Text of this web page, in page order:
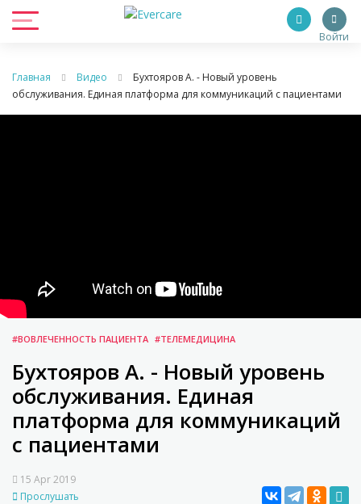
Войти
Главная Видео
Бухтояров А. - Новый уровень
обслуживания. Единая платформа для коммуникаций с пациентами
#ВОВЛЕЧЕННОСТЬ ПАЦИЕНТА #ТЕЛЕМЕДИЦИНА
Бухтояров А. - Новый уровень
обслуживания. Единая
платформа для коммуникаций
с пациентами
15 Apr 2019
Прослушать